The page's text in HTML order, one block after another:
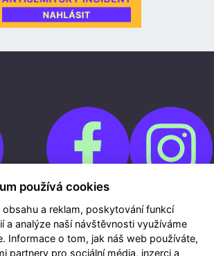
používá cookies
obsahu a reklam, poskytování funkcí
a analýze naší návštěvnosti využíváme
Informace o tom, jak náš web používáte,
partnery pro sociální média, inzerci a